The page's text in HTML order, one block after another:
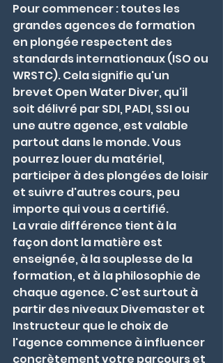
Pour commencer : toutes les
grandes agences de formation
en plongée respectent des
standards internationaux (ISO ou
WRSTC). Cela signifie qu'un
brevet Open Water Diver, qu'il
soit délivré par SDI, PADI, SSI ou
une autre agence, est valable
partout dans le monde. Vous
pourrez louer du matériel,
participer à des plongées de loisir
et suivre d'autres cours, peu
importe qui vous a certifié.
La vraie différence tient à la
façon dont la matière est
enseignée, à la souplesse de la
formation, et à la philosophie de
chaque agence. C'est surtout à
partir des niveaux Divemaster et
Instructeur que le choix de
l'agence commence à influencer
concrètement votre parcours et